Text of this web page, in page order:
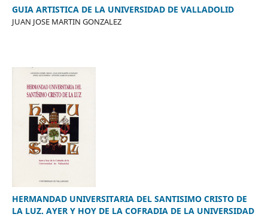
GUIA ARTISTICA DE LA UNIVERSIDAD DE VALLADOLID
JUAN JOSE MARTIN GONZALEZ
HERMANDAD UNIVERSITARIA DEL SANTISIMO CRISTO DE
LA LUZ. AYER Y HOY DE LA COFRADIA DE LA UNIVERSIDAD